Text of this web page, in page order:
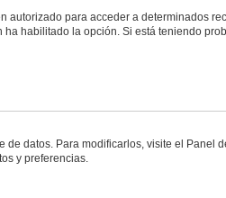
para acceder a determinados
habilitado la opción. Si está teniendo
datos. Para modificarlos, visite el Panel
y preferencias.